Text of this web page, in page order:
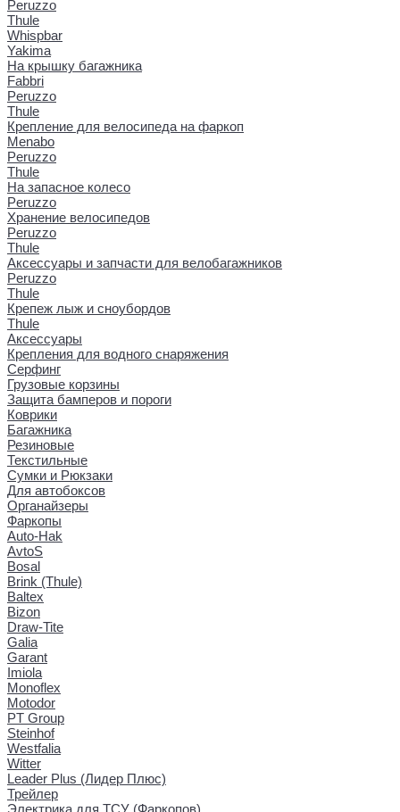
Peruzzo
Thule
Whispbar
Yakima
На крышку багажника
Fabbri
Peruzzo
Thule
Крепление для велосипеда на фаркоп
Menabo
Peruzzo
Thule
На запасное колесо
Peruzzo
Хранение велосипедов
Peruzzo
Thule
Аксессуары и запчасти для велобагажников
Peruzzo
Thule
Крепеж лыж и сноубордов
Thule
Аксессуары
Крепления для водного снаряжения
Серфинг
Грузовые корзины
Защита бамперов и пороги
Коврики
Багажника
Резиновые
Текстильные
Сумки и Рюкзаки
Для автобоксов
Органайзеры
Фаркопы
Auto-Hak
AvtoS
Bosal
Brink (Thule)
Baltex
Bizon
Draw-Tite
Galia
Garant
Imiola
Monoflex
Motodor
PT Group
Steinhof
Westfalia
Witter
Leader Plus (Лидер Плюс)
Трейлер
Электрика для ТСУ (Фаркопов)